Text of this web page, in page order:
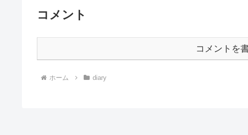
コメント
コメントを
ホーム diary